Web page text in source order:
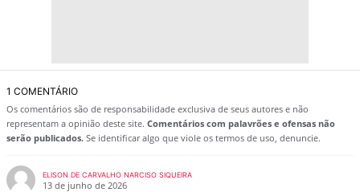
1 COMENTÁRIO
Os comentários são de responsabilidade exclusiva de seus autores e não
representam a opinião deste site. Comentários com palavrões e ofensas não
serão publicados. Se identificar algo que viole os termos de uso, denuncie.
ELISON DE CARVALHO NARCISO SIQUEIRA
13 de junho de 2026